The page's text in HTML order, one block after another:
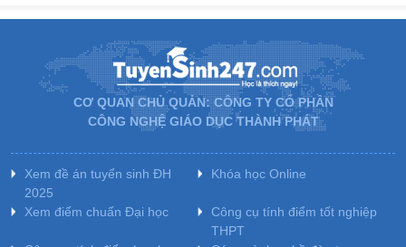
CƠ QUAN CHỦ QUẢN: CÔNG TY CỔ PHẦN
CÔNG NGHỆ GIÁO DỤC THÀNH PHÁT
Xem đề án tuyển sinh ĐH
2025
Khóa học Online
Xem điểm chuẩn Đại học
Công cụ tính điểm tốt nghiệp
THPT